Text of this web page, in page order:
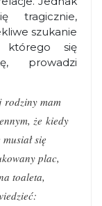
tragicznie,
szukanie
którego się
prowadzi
rodziny mam
że kiedy
się
plac,
toaleta,